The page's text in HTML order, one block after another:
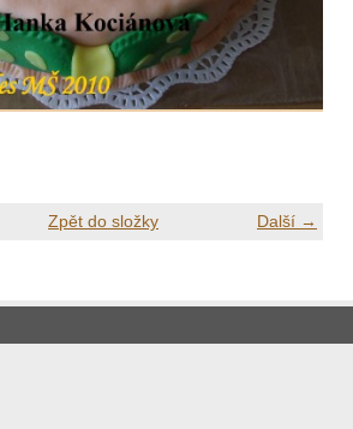
Další →
Zpět do složky